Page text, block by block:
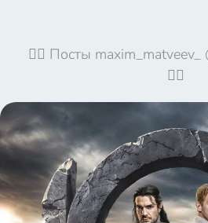
🦹‍♀️ Посты maxim_matveev_
🦹‍♀️